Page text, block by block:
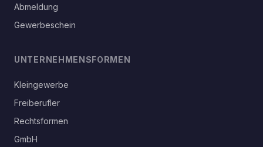
Abmeldung
Gewerbeschein
UNTERNEHMENSFORMEN
Kleingewerbe
Freiberufler
Rechtsformen
GmbH